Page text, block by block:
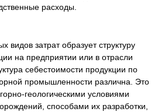
расходы.
видов затрат образует структуру
на предприятии или в отрасли
себестоимости продукции по
промышленности различна. Это
геологическими условиями
способами их разработки,